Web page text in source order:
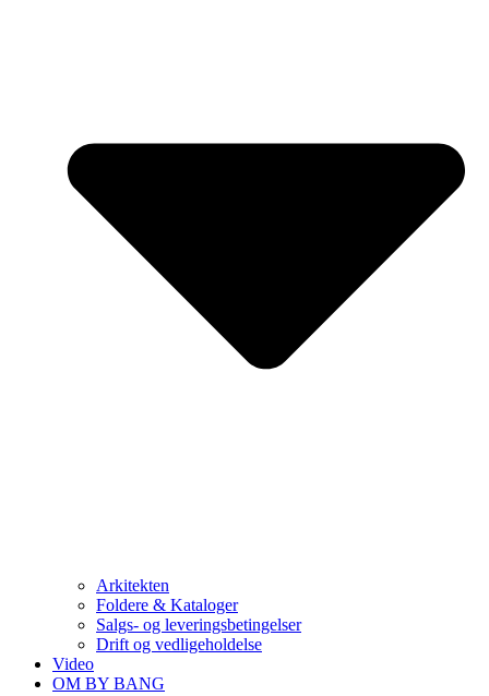
Arkitekten
Foldere & Kataloger
Salgs- og leveringsbetingelser
Drift og vedligeholdelse
Video
OM BY BANG